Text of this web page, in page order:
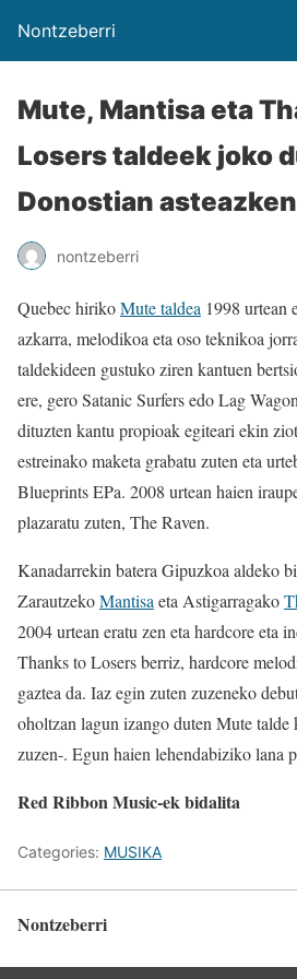
Nontzeberri
Mute, Mantisa eta
Losers taldeek joko
Donostian
nontzeberri
Quebec hirikoMute taldea 1998 urtean
azkarra, melodikoa eta oso teknikoa
taldekideen gustuko ziren kantuen
ere, gero Satanic Surfers edo Lag
dituzten kantu propioak egiteari ekin
estreinako maketa grabatu zuten eta
Blueprints EPa. 2008 urtean haien
plazaratu zuten, The Raven.
Kanadarrekin batera Gipuzkoa aldeko
ZarautzekoMantisa eta Astigarragako
2004 urtean eratu zen eta hardcore eta
Thanks to Losers berriz, hardcore
gaztea da. Iaz egin zuten zuzeneko
oholtzan lagun izango duten Mute talde
zuzen-. Egun haien lehendabiziko lana
Red Ribbon Music-ek bidalita
Categories: MUSIKA
Nontzeberri